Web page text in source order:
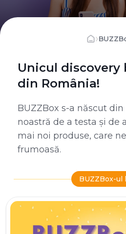
›
Unicul discovery
din România!
BUZZBox s-a născut
noastră de a testa și de
mai noi produse, care
frumoasă.
BUZZBox-ul